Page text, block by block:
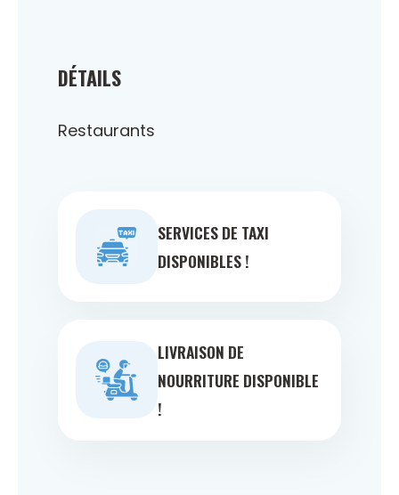
DÉTAILS
Restaurants
SERVICES DE TAXI
DISPONIBLES !
LIVRAISON DE
NOURRITURE DISPONIBLE
!